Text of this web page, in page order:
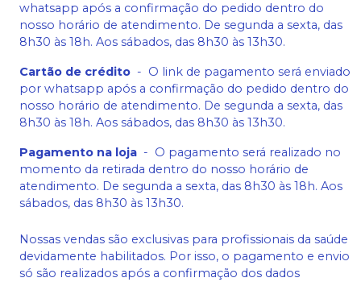
whatsapp após a confirmação do pedido dentro do
nosso horário de atendimento. De segunda a sexta, das
8h30 às 18h. Aos sábados, das 8h30 às 13h30.
Cartão de crédito - O link de pagamento será enviado
por whatsapp após a confirmação do pedido dentro do
nosso horário de atendimento. De segunda a sexta, das
8h30 às 18h. Aos sábados, das 8h30 às 13h30.
Pagamento na loja - O pagamento será realizado no
momento da retirada dentro do nosso horário de
atendimento. De segunda a sexta, das 8h30 às 18h. Aos
sábados, das 8h30 às 13h30.
Nossas vendas são exclusivas para profissionais da saúde
devidamente habilitados. Por isso, o pagamento e envio
só são realizados após a confirmação dos dados